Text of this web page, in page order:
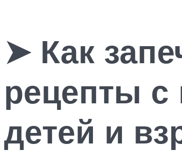
➤ Как
рецепты
детей и